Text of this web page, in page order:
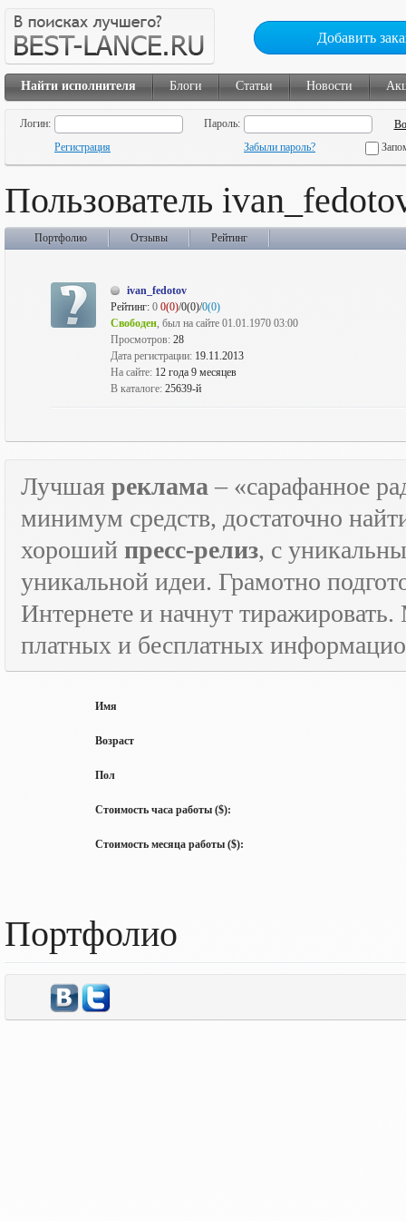
Добавить
Найти исполнителя Блоги Статьи Новости
Логин:
Пароль:
Регистрация
Забыли пароль?
Пользователь
Портфолио Отзывы Рейтинг
ivan_fedotov
Рейтинг: 0 0(0)/0(0)/0(0)
Свободен, был на сайте 01.01.1970 03:00
Просмотров: 28
Дата регистрации: 19.11.2013
На сайте: 12 года 9 месяцев
В каталоге: 25639-й
Лучшая реклама – «сарафанное
минимум средств, достаточно
хороший пресс-релиз, с
уникальной идеи. Грамотно
Интернете и начнут
платных и бесплатных
Имя
Возраст
Пол
Стоимость часа работы ($):
Стоимость месяца работы ($):
Портфолио